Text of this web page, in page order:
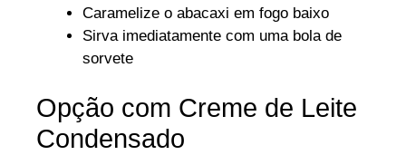
Caramelize o abacaxi em fogo baixo
Sirva imediatamente com uma bola de
sorvete
Opção com Creme de Leite
Condensado